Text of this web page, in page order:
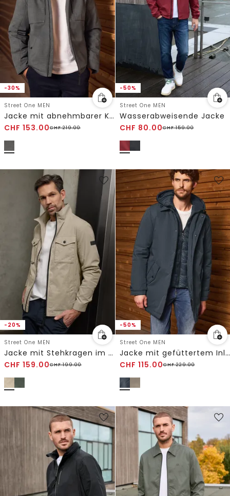
-30%
Street One MEN
Jacke mit abnehmbarer Kapuze
CHF 153.00CHF219.00
-50%
Street One MEN
Wasserabweisende Jacke
CHF 80.00CHF159.00
-20%
Street One MEN
Jacke mit Stehkragen im Washed-Look
CHF 159.00CHF199.00
-50%
Street One MEN
Jacke mit gefüttertem Inlay
CHF 115.00CHF229.00